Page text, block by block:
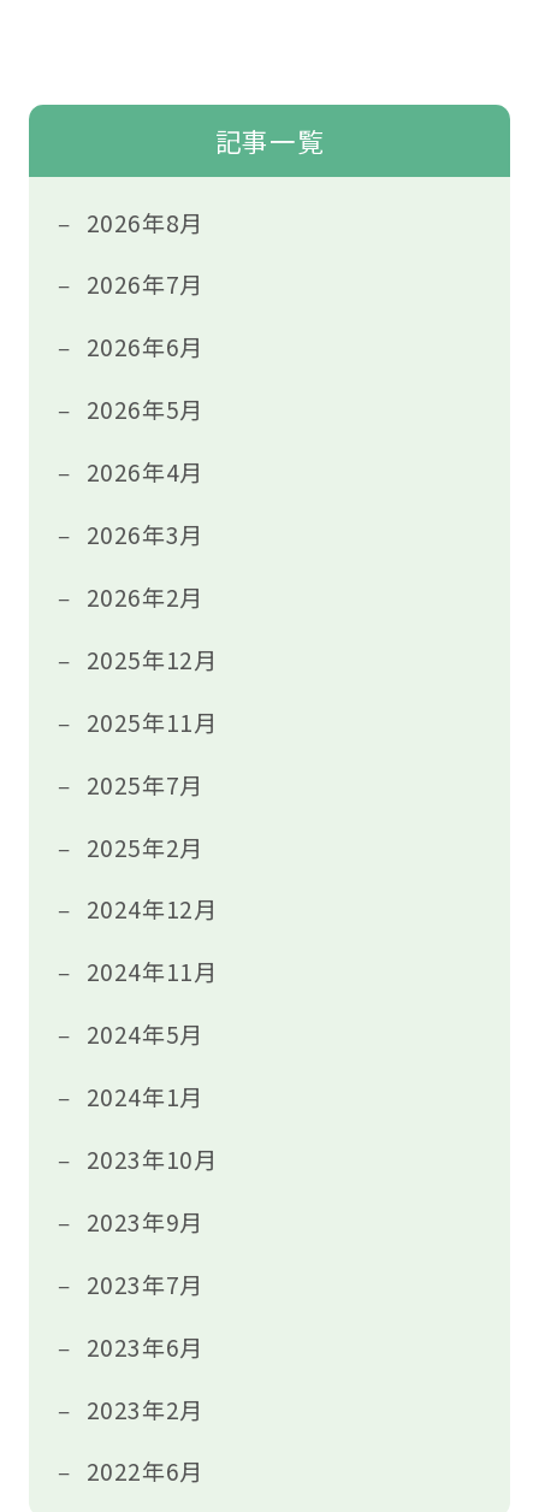
記事一覧
2026年8月
2026年7月
2026年6月
2026年5月
2026年4月
2026年3月
2026年2月
2025年12月
2025年11月
2025年7月
2025年2月
2024年12月
2024年11月
2024年5月
2024年1月
2023年10月
2023年9月
2023年7月
2023年6月
2023年2月
2022年6月